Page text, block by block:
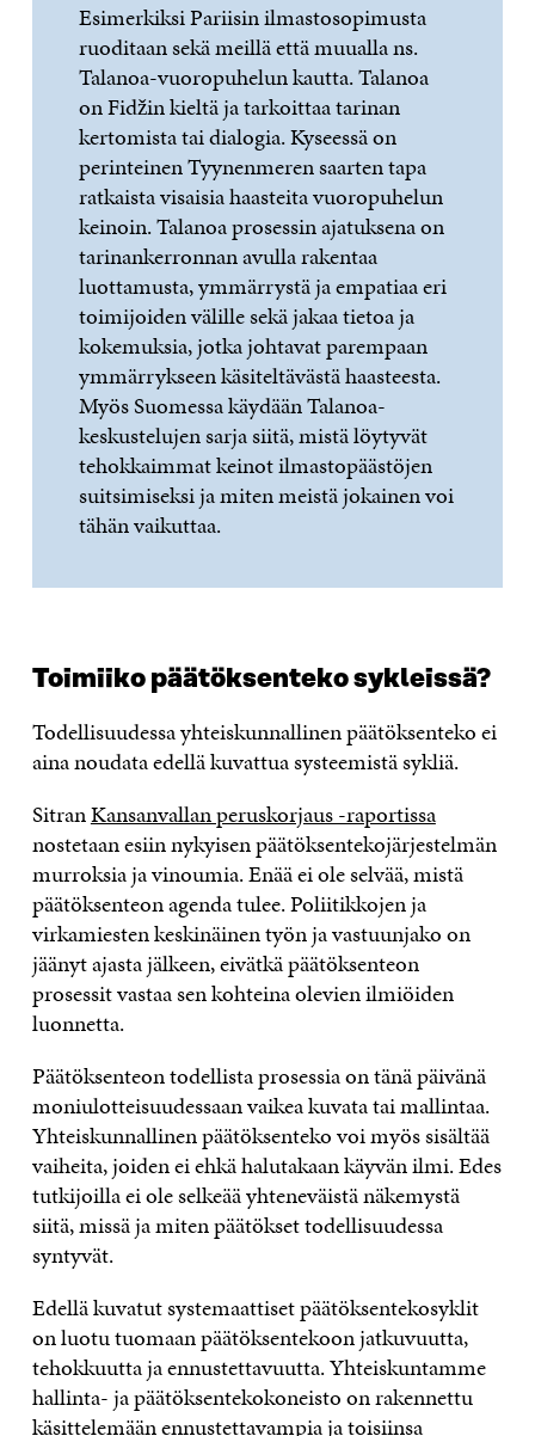
Esimerkiksi Pariisin ilmastosopimusta
ruoditaan sekä meillä että muualla ns.
Talanoa-vuoropuhelun kautta. Talanoa
on Fidžin kieltä ja tarkoittaa tarinan
kertomista tai dialogia. Kyseessä on
perinteinen Tyynenmeren saarten tapa
ratkaista visaisia haasteita vuoropuhelun
keinoin. Talanoa prosessin ajatuksena on
tarinankerronnan avulla rakentaa
luottamusta, ymmärrystä ja empatiaa eri
toimijoiden välille sekä jakaa tietoa ja
kokemuksia, jotka johtavat parempaan
ymmärrykseen käsiteltävästä haasteesta.
Myös Suomessa käydään Talanoa-
keskustelujen sarja siitä, mistä löytyvät
tehokkaimmat keinot ilmastopäästöjen
suitsimiseksi ja miten meistä jokainen voi
tähän vaikuttaa.
Toimiiko päätöksenteko sykleissä?
Todellisuudessa yhteiskunnallinen päätöksenteko ei
aina noudata edellä kuvattua systeemistä sykliä.
SitranKansanvallan peruskorjaus -raportissa
nostetaan esiin nykyisen päätöksentekojärjestelmän
murroksia ja vinoumia. Enää ei ole selvää, mistä
päätöksenteon agenda tulee. Poliitikkojen ja
virkamiesten keskinäinen työn ja vastuunjako on
jäänyt ajasta jälkeen, eivätkä päätöksenteon
prosessit vastaa sen kohteina olevien ilmiöiden
luonnetta.
Päätöksenteon todellista prosessia on tänä päivänä
moniulotteisuudessaan vaikea kuvata tai mallintaa.
Yhteiskunnallinen päätöksenteko voi myös sisältää
vaiheita, joiden ei ehkä halutakaan käyvän ilmi. Edes
tutkijoilla ei ole selkeää yhteneväistä näkemystä
siitä, missä ja miten päätökset todellisuudessa
syntyvät.
Edellä kuvatut systemaattiset päätöksentekosyklit
on luotu tuomaan päätöksentekoon jatkuvuutta,
tehokkuutta ja ennustettavuutta. Yhteiskuntamme
hallinta- ja päätöksentekokoneisto on rakennettu
käsittelemään ennustettavampia ja toisiinsa